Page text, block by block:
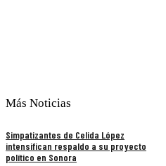
Más Noticias
Simpatizantes de Celida López
intensifican respaldo a su proyecto
político en Sonora